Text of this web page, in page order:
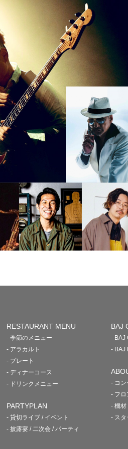
RESTAURANT MENU
- 季節のメニュー
- アラカルト
- プレート
- ディナーコース
- ドリンクメニュー
PARTYPLAN
- 貸切ライブ / イベント
- 披露宴 / 二次会 / パーティ
BAJ
- BAJ
- BAJ
- コン
- フロ
- 機材
- スタ